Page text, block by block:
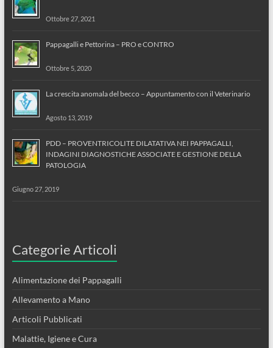
Ottobre 27, 2021
Pappagalli e Pettorina – PRO e CONTRO
Ottobre 5, 2020
La crescita anomala del becco – Appuntamento con il Veterinario
Agosto 13, 2019
PDD – PROVENTRICOLITE DILATATIVA NEI PAPPAGALLI,
INDAGINI DIAGNOSTICHE ASSOCIATE E GESTIONE DELLA
PATOLOGIA
Giugno 27, 2019
Categorie Articoli
Alimentazione dei Pappagalli
Allevamento a Mano
Articoli Pubblicati
Malattie, Igiene e Cura